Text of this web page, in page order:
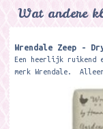
Wat andere
Wrendale Zeep -
Een heerlijk ruikend
merk Wrendale.